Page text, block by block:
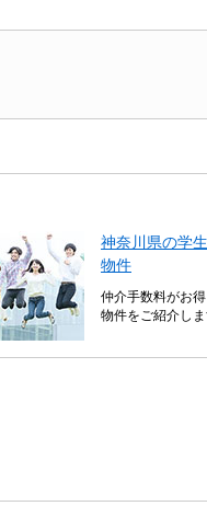
神奈川県の学
物件
仲介手数料がお
物件をご紹介しま